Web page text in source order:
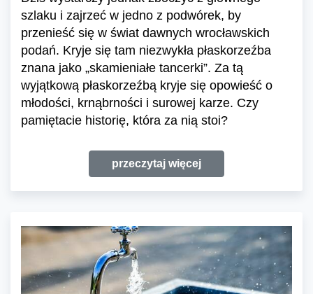
szlaku i zajrzeć w jedno z podwórek, by
przenieść się w świat dawnych wrocławskich
podań. Kryje się tam niezwykła płaskorzeźba
znana jako „skamieniałe tancerki”. Za tą
wyjątkową płaskorzeźbą kryje się opowieść o
młodości, krnąbrności i surowej karze. Czy
pamiętacie historię, która za nią stoi?
przeczytaj więcej